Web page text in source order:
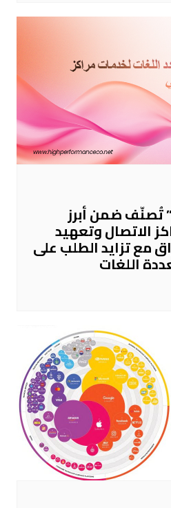
تُصنّف ضمن أبرز
الاتصال وتعهيد
مع تزايد الطلب على
اللغات